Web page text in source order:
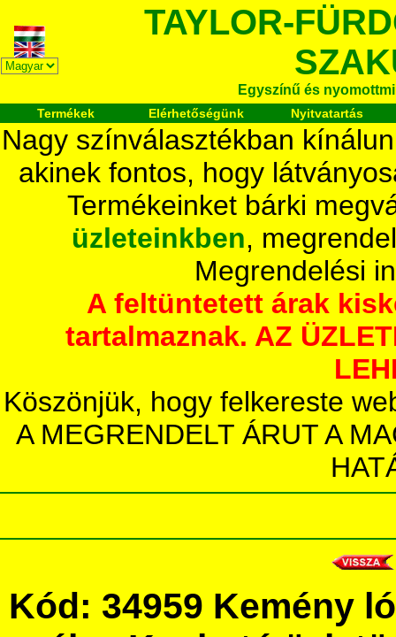
TAYLOR-
Egyszínű és
Termékek Elérhetőségünk Nyitvatartás
Nagy színválasztékban
akinek fontos, hogy
Termékeinket bárki
üzleteinkben,
Megrendelési
A feltüntetett árak
tartalmaznak. AZ
Köszönjük, hogy felkereste
A MEGRENDELT ÁRUT A
Kód: 34959 Kemény